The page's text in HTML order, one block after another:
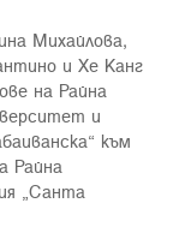
Михайлова,
и Хе Канг
на Райна
и
към
Райна
„Санта